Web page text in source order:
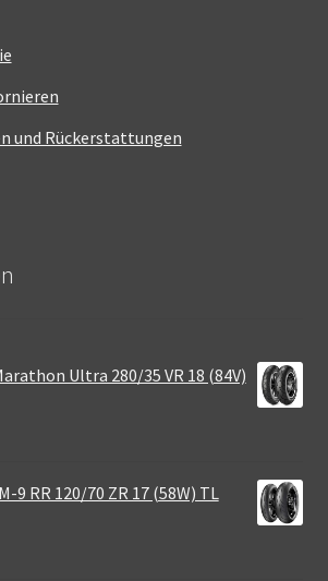
und Rückerstattungen
Ultra 280/35 VR 18 (84V)
9 RR 120/70 ZR 17 (58W) TL